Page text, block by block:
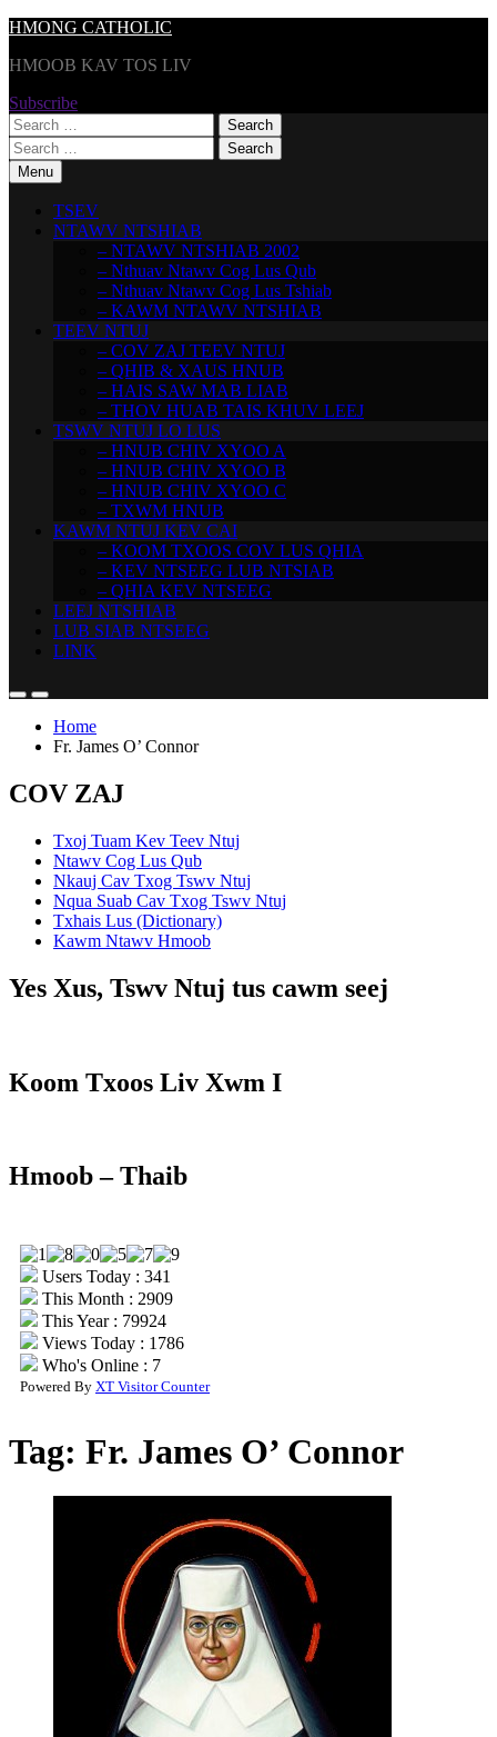
Skip
content
HMONG CATHOLIC
HMOOB KAV TOS LIV
Subscribe
Search
for:
Search
for:Menu
TSEV
NTAWV NTSHIAB
– NTAWV NTSHIAB 2002
– Nthuav Ntawv Cog Lus Qub
– Nthuav Ntawv Cog Lus Tshiab
– KAWM NTAWV NTSHIAB
TEEV NTUJ
– COV ZAJ TEEV NTUJ
– QHIB & XAUS HNUB
– HAIS SAW MAB LIAB
– THOV HUAB TAIS KHUV LEEJ
TSWV NTUJ LO LUS
– HNUB CHIV XYOO A
– HNUB CHIV XYOO B
– HNUB CHIV XYOO C
– TXWM HNUB
KAWM NTUJ KEV CAI
– KOOM TXOOS COV LUS QHIA
– KEV NTSEEG LUB NTSIAB
– QHIA KEV NTSEEG
LEEJ NTSHIAB
LUB SIAB NTSEEG
LINK
Home
Fr. James O’ Connor
COV ZAJ
Txoj Tuam Kev Teev Ntuj
Ntawv Cog Lus Qub
Nkauj Cav Txog Tswv Ntuj
Nqua Suab Cav Txog Tswv Ntuj
Txhais Lus (Dictionary)
Kawm Ntawv Hmoob
Yes Xus, Tswv Ntuj tus cawm seej
Koom Txoos Liv Xwm I
Hmoob – Thaib
Users Today : 341
This Month : 2909
This Year : 79924
Views Today : 1786
Who's Online : 7
Powered By XT Visitor Counter
Tag: Fr. James O’ Connor